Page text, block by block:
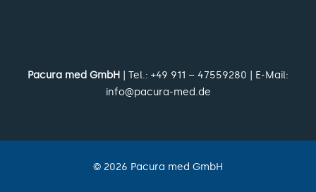
Pacura med GmbH | Tel.: +49 911 – 47559280 | E-Mail:
info@pacura-med.de
© 2026 Pacura med GmbH